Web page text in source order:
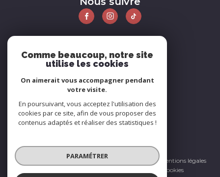
ADHÉRENTS
© 2026 | Tous droits réservés
Nos honoraires
Nos partenaires
Mentions légales
Cookies
Comme beaucoup, notre site
utilise les cookies
On aimerait vous accompagner pendant
votre visite.
En poursuivant, vous acceptez l'utilisation des
cookies par ce site, afin de vous proposer des
contenus adaptés et réaliser des statistiques !
PARAMÉTRER